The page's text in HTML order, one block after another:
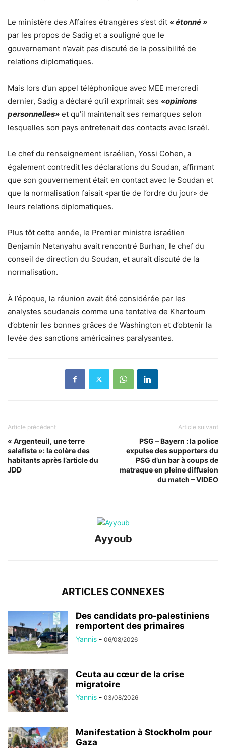
Le ministère des Affaires étrangères s’est dit « étonné »
par les propos de Sadig et a souligné que le
gouvernement n’avait pas discuté de la possibilité de
relations diplomatiques.
Mais lors d’un appel téléphonique avec MEE mercredi
dernier, Sadig a déclaré qu’il exprimait ses «opinions
personnelles» et qu’il maintenait ses remarques selon
lesquelles son pays entretenait des contacts avec Israël.
Le chef du renseignement israélien, Yossi Cohen, a
également contredit les déclarations du Soudan, affirmant
que son gouvernement était en contact avec le Soudan et
que la normalisation faisait «partie de l’ordre du jour» de
leurs relations diplomatiques.
Plus tôt cette année, le Premier ministre israélien
Benjamin Netanyahu avait rencontré Burhan, le chef du
conseil de direction du Soudan, et aurait discuté de la
normalisation.
À l’époque, la réunion avait été considérée par les
analystes soudanais comme une tentative de Khartoum
d’obtenir les bonnes grâces de Washington et d’obtenir la
levée des sanctions américaines paralysantes.
Article précédent
« Argenteuil, une terre
salafiste »: la colère des
habitants après l’article du
JDD
Article suivant
PSG – Bayern : la police
expulse des supporters du
PSG d’un bar à coups de
matraque en pleine diffusion
du match – VIDEO
Ayyoub
ARTICLES CONNEXES
Des candidats pro-palestiniens
remportent des primaires
Yannis - 06/08/2026
Ceuta au cœur de la crise
migratoire
Yannis - 03/08/2026
Manifestation à Stockholm pour
Gaza